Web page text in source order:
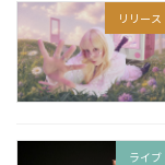
リリース
ライブ